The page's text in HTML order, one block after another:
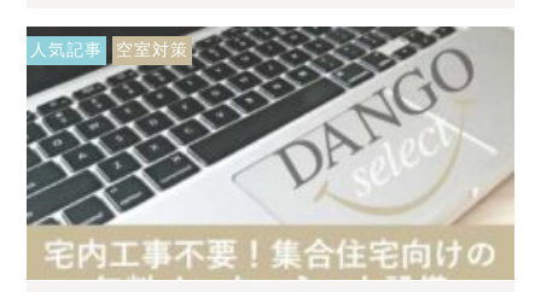
人気記事 空室対策